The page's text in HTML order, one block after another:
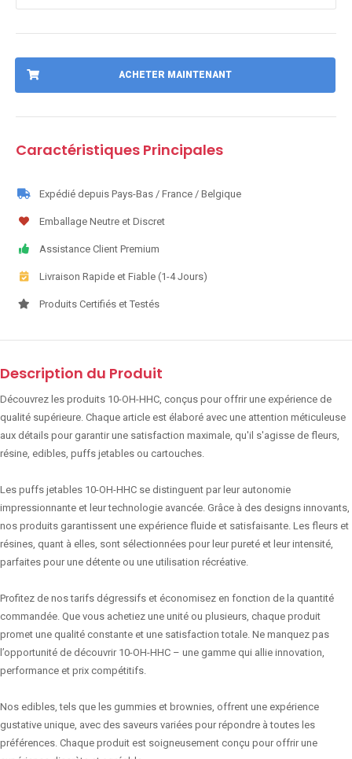
ACHETER MAINTENANT
Caractéristiques Principales
Expédié depuis Pays-Bas / France / Belgique
Emballage Neutre et Discret
Assistance Client Premium
Livraison Rapide et Fiable (1-4 Jours)
Produits Certifiés et Testés
Description du Produit
Découvrez les produits 10-OH-HHC, conçus pour offrir une expérience de
qualité supérieure. Chaque article est élaboré avec une attention méticuleuse
aux détails pour garantir une satisfaction maximale, qu'il s'agisse de fleurs,
résine, edibles, puffs jetables ou cartouches.
Les puffs jetables 10-OH-HHC se distinguent par leur autonomie
impressionnante et leur technologie avancée. Grâce à des designs innovants,
nos produits garantissent une expérience fluide et satisfaisante. Les fleurs et
résines, quant à elles, sont sélectionnées pour leur pureté et leur intensité,
parfaites pour une détente ou une utilisation récréative.
Profitez de nos tarifs dégressifs et économisez en fonction de la quantité
commandée. Que vous achetiez une unité ou plusieurs, chaque produit
promet une qualité constante et une satisfaction totale. Ne manquez pas
l’opportunité de découvrir 10-OH-HHC – une gamme qui allie innovation,
performance et prix compétitifs.
Nos edibles, tels que les gummies et brownies, offrent une expérience
gustative unique, avec des saveurs variées pour répondre à toutes les
préférences. Chaque produit est soigneusement conçu pour offrir une